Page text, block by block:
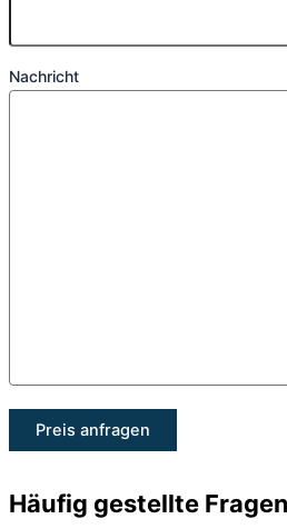
Nachricht
Häufig gestellte